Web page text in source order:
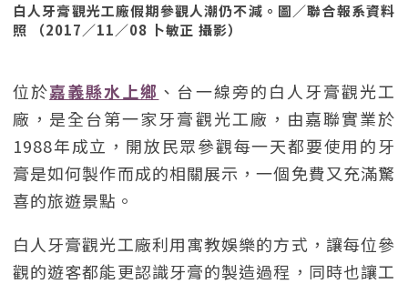
白人牙膏觀光工廠假期參觀人潮仍不減。圖／聯合報系資料
照 （2017／11／08 卜敏正 攝影）
位於嘉義縣水上鄉 、台一線旁的白人牙膏觀光工
廠，是全台第一家牙膏觀光工廠，由嘉聯實業於
1988年成立，開放民眾參觀每一天都要使用的牙
膏是如何製作而成的相關展示，一個免費又充滿驚
喜的旅遊景點。
白人牙膏觀光工廠利用寓教娛樂的方式，讓每位參
觀的遊客都能更認識牙膏的製造過程，同時也讓工